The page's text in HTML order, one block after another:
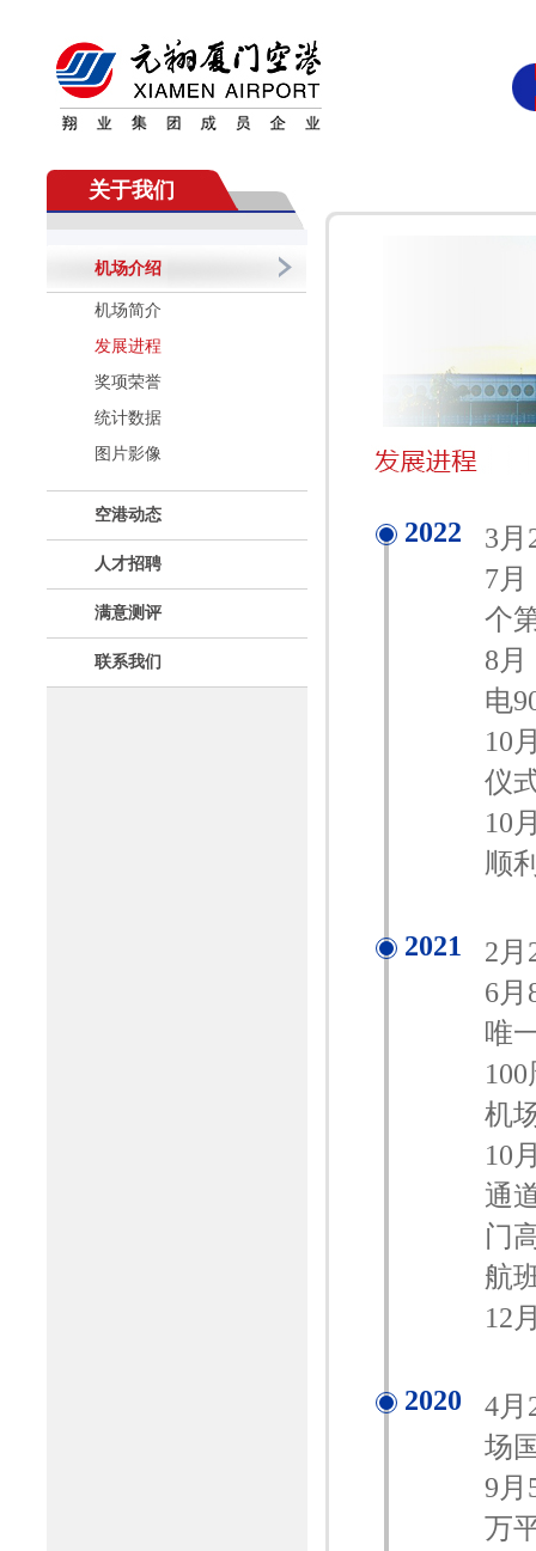
关于我们
机场介绍
机场简介
发展进程
奖项荣誉
统计数据
图片影像
空港动态
人才招聘
满意测评
联系我们
2022
3
7
个
8
电
10
仪
10
顺
2021
2
6
唯
机
10
通
门
航
12
2020
4月
场
9月
万